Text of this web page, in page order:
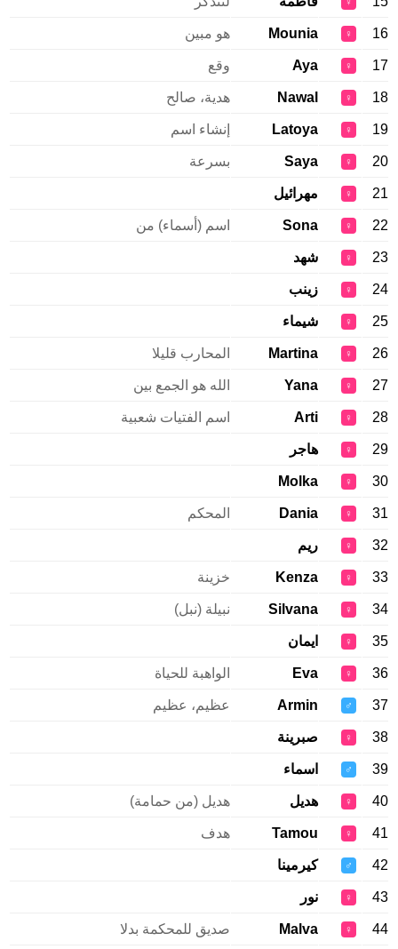
16
♀
Mounia هو مبين
17
♀
Aya وقع
18
♀
Nawal هدية، صالح
19
♀
Latoya إنشاء اسم
20
♀
Saya بسرعة
21
♀ مهرائيل
22
♀
Sona اسم (أسماء) من
23
♀ شهد
24
♀ زينب
25
♀ شيماء
26
♀
Martina المحارب قليلا
27
♀
Yana الله هو الجمع بين
28
♀
Arti اسم الفتيات شعبية
29
♀ هاجر
30
♀
Molka
31
♀
Dania المحكم
32
♀ ريم
33
♀
Kenza خزينة
34
♀
Silvana نبيلة (نبل)
35
♀ ايمان
36
♀
Eva الواهبة للحياة
37
♂
Armin عظيم، عظيم
38
♀ صبرينة
39
♂ اسماء
40
♀ هديل هديل (من حمامة)
41
♀
Tamou هدف
42
♂ كيرمينا
43
♀ نور
44
♀
Malva صديق للمحكمة بدلا